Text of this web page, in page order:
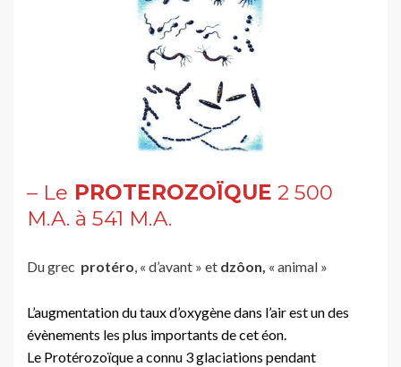
– Le PROTEROZOÏQUE 2 500
M.A. à 541 M.A.
Du grec protéro, « d’avant » et dzôon, « animal »
L’augmentation du taux d’oxygène dans l’air est un des
évènements les plus importants de cet éon.
Le Protérozoïque a connu 3 glaciations pendant